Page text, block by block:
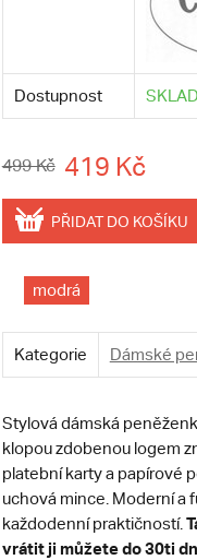
Dostupnost
499 Kč 419 Kč
PŘIDAT DO KOŠÍKU
modrá
Kategorie Dámské
Stylová dámská
klopou zdobenou logem
platební karty a papírové
uchová mince. Moderní a
každodenní praktičností.
vrátit ji můžete do 30ti